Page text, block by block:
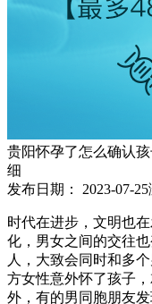
贵阳怀孕了怎么确认
细
发布日期：
2023-07-25
时代在进步，文明也
化，男女之间的交往
人，大致会同时和多
方女性意外怀了孩子
外，有的男同胞朋友